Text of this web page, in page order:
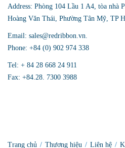
Address: Phòng 104 Lầu 1 A4, tòa
Hoàng Văn Thái, Phường Tân Mỹ, TP
Email: sales@redribbon.vn.
Phone: +84 (0) 902 974 338
Tel: + 84 28 668 24 911
Fax: +84.28. 7300 3988
Trang chủ / Thương hiệu / Liên hệ /